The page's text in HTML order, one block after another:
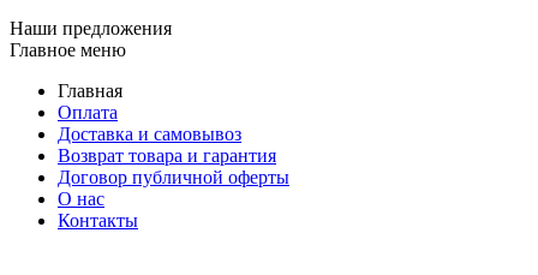
Наши предложения
Главное меню
Главная
Оплата
Доставка и самовывоз
Возврат товара и гарантия
Договор публичной оферты
О нас
Контакты